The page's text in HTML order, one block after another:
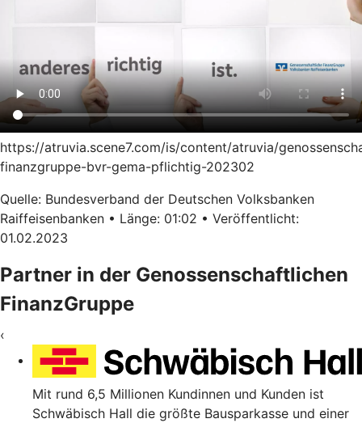
https://atruvia.scene7.com/is/content/atruvia/
finanzgruppe-bvr-gema-pflichtig-202302
Quelle: Bundesverband der Deutschen Volksbanken
Raiffeisenbanken • Länge: 01:02 • Veröffentlicht:
01.02.2023
Partner in der Genossenschaftlichen
FinanzGruppe
‹
Mit rund 6,5 Millionen Kundinnen und Kunden ist
Schwäbisch Hall die größte Bausparkasse und einer